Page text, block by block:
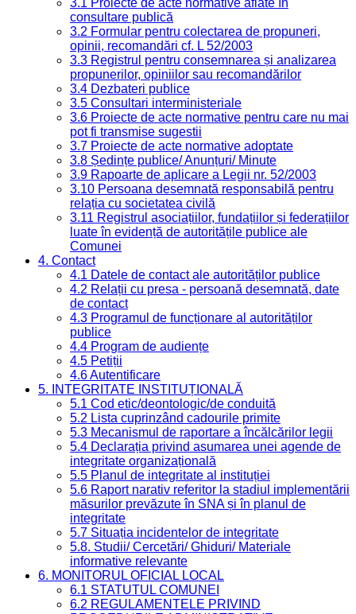
3.1 Proiecte de acte normative aflate în
consultare publică
3.2 Formular pentru colectarea de propuneri,
opinii, recomandări cf. L 52/2003
3.3 Registrul pentru consemnarea și analizarea
propunerilor, opiniilor sau recomandărilor
3.4 Dezbateri publice
3.5 Consultari interministeriale
3.6 Proiecte de acte normative pentru care nu mai
pot fi transmise sugestii
3.7 Proiecte de acte normative adoptate
3.8 Ședințe publice/ Anunțuri/ Minute
3.9 Rapoarte de aplicare a Legii nr. 52/2003
3.10 Persoana desemnată responsabilă pentru
relația cu societatea civilă
3.11 Registrul asociațiilor, fundațiilor și federațiilor
luate în evidență de autoritățile publice ale
Comunei
4. Contact
4.1 Datele de contact ale autorităților publice
4.2 Relații cu presa - persoană desemnată, date
de contact
4.3 Programul de funcționare al autorităților
publice
4.4 Program de audiențe
4.5 Petiții
4.6 Autentificare
5. INTEGRITATE INSTITUȚIONALĂ
5.1 Cod etic/deontologic/de conduită
5.2 Lista cuprinzând cadourile primite
5.3 Mecanismul de raportare a încălcărilor legii
5.4 Declarația privind asumarea unei agende de
integritate organizațională
5.5 Planul de integritate al instituției
5.6 Raport narativ referitor la stadiul implementării
măsurilor prevăzute în SNA și în planul de
integritate
5.7 Situația incidentelor de integritate
5.8. Studii/ Cercetări/ Ghiduri/ Materiale
informative relevante
6. MONITORUL OFICIAL LOCAL
6.1 STATUTUL COMUNEI
6.2 REGULAMENTELE PRIVIND